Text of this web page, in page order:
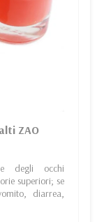
ZAO
degli occhi
superiori; se
diarrea,